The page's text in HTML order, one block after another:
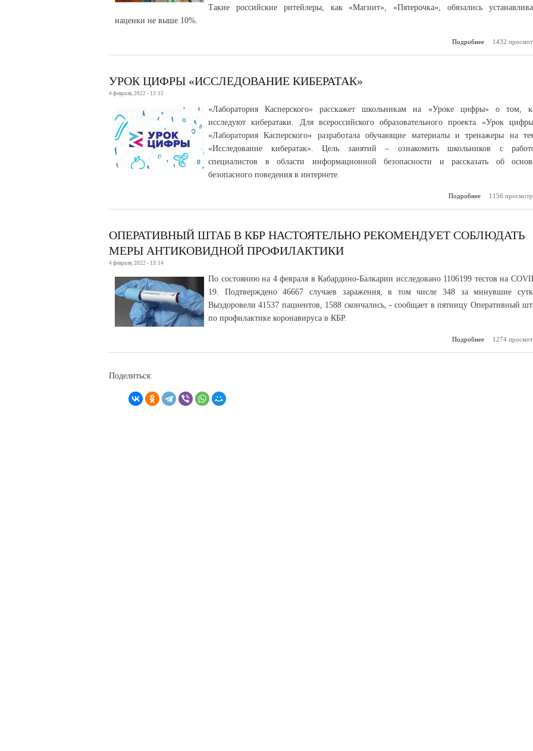
Такие российские ритейлеры, как «Магнит», «Пятерочка», обязались
наценки не выше 10%.
Подробнее
о
1432
УРОК ЦИФРЫ «ИССЛЕДОВАНИЕ КИБЕРАТАК»
4 февраля, 2022 - 13:15
«Лаборатория Касперского» расскажет школьникам на «Уроке цифры» о том,
исследуют кибератаки. Для всероссийского образовательного проекта «Урок
«Лаборатория Касперского» разработала обучающие материалы и тренажеры на
«Исследование кибератак». Цель занятий – ознакомить школьников с
специалистов в области информационной безопасности и рассказать об
безопасного поведения в интернете.
Подробнее
о УРОК
1156
ОПЕРАТИВНЫЙ ШТАБ В КБР НАСТОЯТЕЛЬНО РЕКОМЕНДУЕТ СОБЛЮДАТЬ
МЕРЫ АНТИКОВИДНОЙ ПРОФИЛАКТИКИ
4 февраля, 2022 - 13:14
По состоянию на 4 февраля в Кабардино-Балкарии исследовано 1106199 тестов на
19. Подтверждено 46667 случаев заражения, в том числе 348 за минувшие
Выздоровели 41537 пациентов, 1588 скончались, - сообщает в пятницу Оперативный
по профилактике коронавируса в КБР.
Подробнее
о
1274
Поделиться: